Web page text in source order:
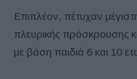
Επιπλέον, πέτυχαν
πλευρικής πρόσκρουσης
με βάση παιδιά 6 και 10